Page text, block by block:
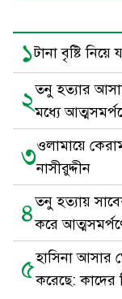
১টানা বৃষ্টি
২তনু হত্যার
মধ্যে
৩ওলামায়ে
নাসীরুদ্দীন
৪তনু হত্যায়
করে
৫হাসিনা আসার
করেছে: কাদের